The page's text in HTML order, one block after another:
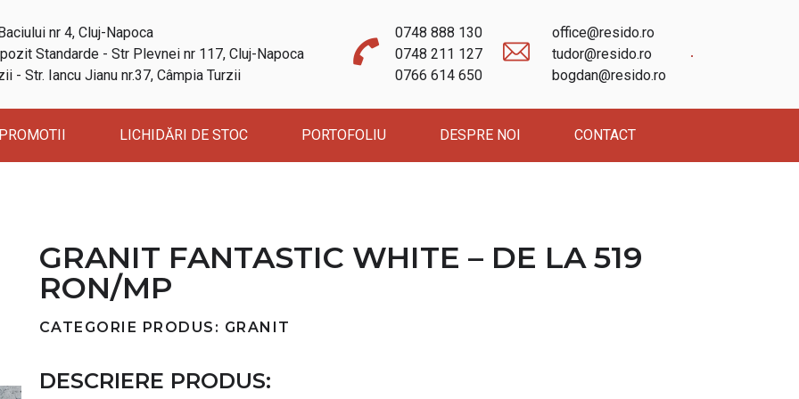
nr 4, Cluj-Napoca
Standarde - Str Plevnei nr 117, Cluj-Napoca
- Str. Iancu Jianu nr.37, Câmpia Turzii
0748 888 130
0748 211 127
0766 614 650
office@resido.ro
tudor@resido.ro
bogdan@resido.ro
LICHIDĂRI DE STOC PORTOFOLIU DESPRE NOI CONTACT
GRANIT FANTASTIC WHITE – DE LA 519
RON/MP
CATEGORIE PRODUS: GRANIT
DESCRIERE PRODUS: